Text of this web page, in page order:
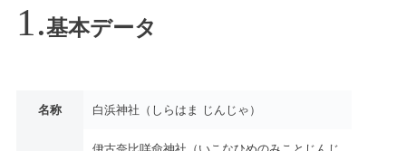
基本データ
名称 白浜神社（しらはま じんじゃ）
伊古奈比咩命神社（いこなひめのみことじんじ